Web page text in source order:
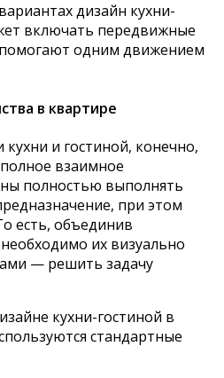
дизайн кухни-
включать передвижные
одним движением
в квартире
и гостиной, конечно,
взаимное
полностью выполнять
при этом
есть, объединив
их визуально
— решить задачу
кухни-гостиной в
стандартные